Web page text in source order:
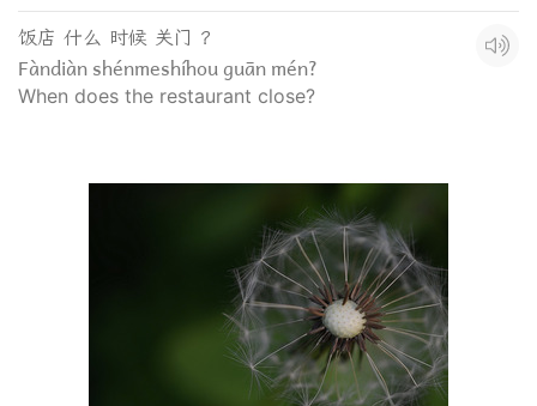
饭店 什么 时候 关门 ？
Fàndiàn shénmeshíhou guān mén?
When does the restaurant close?